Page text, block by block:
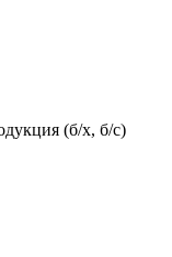
(б/х, б/с)